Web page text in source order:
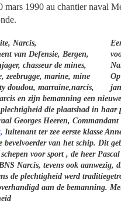
mars 1990 au chantier naval
en zijn bemanning een nieuwe
die plaatshad in haar
Georges Heeren, Commandant
luitenant ter zee eerste klasse
bevelvoerder van het schip. Dit
voor sport , de heer
Narcis, tevens ook aanwezig,
de plechtigheid werd
aan de bemanning.